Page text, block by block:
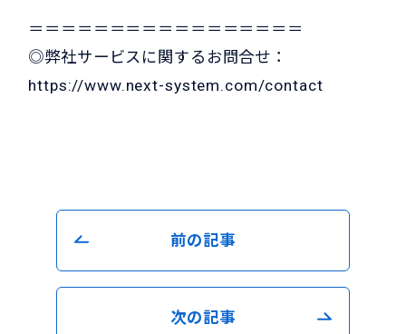
＝＝＝＝＝＝＝＝＝＝＝＝＝＝＝＝＝
◎弊社サービスに関するお問合せ：
https://www.next-system.com/contact
前の記事
次の記事